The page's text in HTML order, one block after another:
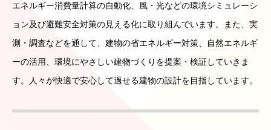
エネルギー消費量計算の自動化、風・光などの環境シミュレーシ
ョン及び避難安全対策の見える化に取り組んでいます。また、実
測・調査などを通して、建物の省エネルギー対策、自然エネルギ
ーの活用、環境にやさしい建物づくりを提案・検証していきま
す。人々が快適で安心して過せる建物の設計を目指しています。